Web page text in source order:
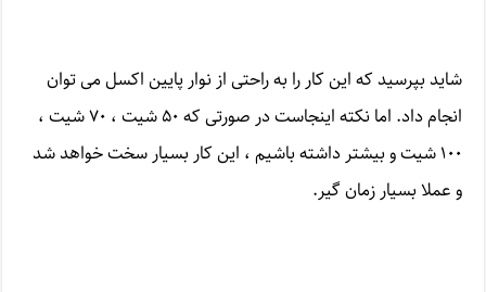
شاید بپرسید که این کار را به راحتی از نوار پایین اکسل می توان
انجام داد. اما نکته اینجاست در صورتی که ۵۰ شیت ، ۷۰ شیت ،
۱۰۰ شیت و بیشتر داشته باشیم ، این کار بسیار سخت خواهد شد
و عملا بسیار زمان گیر.